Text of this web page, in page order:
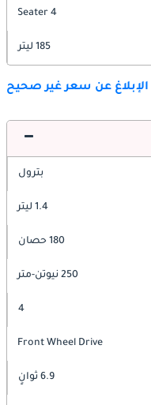
4 Seater
185 ليتر
الإبلاغ عن سعر غير صحيح
بترول
1.4 ليتر
180 حصان
250 نيوتن-متر
4
Front Wheel Drive
6.9 ثوانٍ